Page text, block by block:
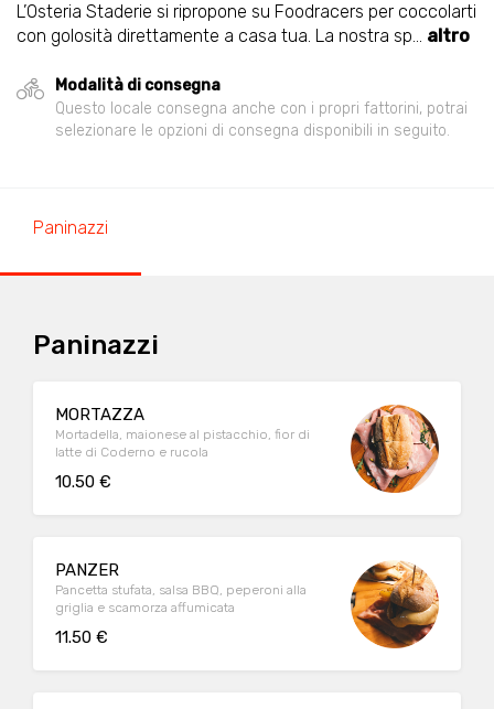
L’Osteria Staderie si ripropone su Foodracers per coccolarti
con golosità direttamente a casa tua. La nostra sp... altro
Modalità di consegna
Questo locale consegna anche con i propri fattorini, potrai
selezionare le opzioni di consegna disponibili in seguito.
Paninazzi
Paninazzi
MORTAZZA
Mortadella, maionese al pistacchio, fior di
latte di Coderno e rucola
10.50 €
PANZER
Pancetta stufata, salsa BBQ, peperoni alla
griglia e scamorza affumicata
11.50 €